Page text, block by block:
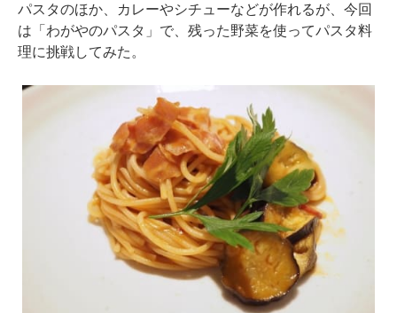
パスタのほか、カレーやシチューなどが作れるが、今回
は「わがやのパスタ」で、残った野菜を使ってパスタ料
理に挑戦してみた。